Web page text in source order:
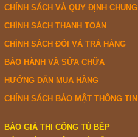
CHÍNH SÁCH VÀ QUY ĐỊNH CHUNG
CHÍNH SÁCH THANH TOÁN
CHÍNH SÁCH ĐỔI VÀ TRẢ HÀNG
BẢO HÀNH VÀ SỬA CHỮA
HƯỚNG DẪN MUA HÀNG
CHÍNH SÁCH BẢO MẬT THÔNG TIN
BÁO GIÁ THI CÔNG TỦ BẾP